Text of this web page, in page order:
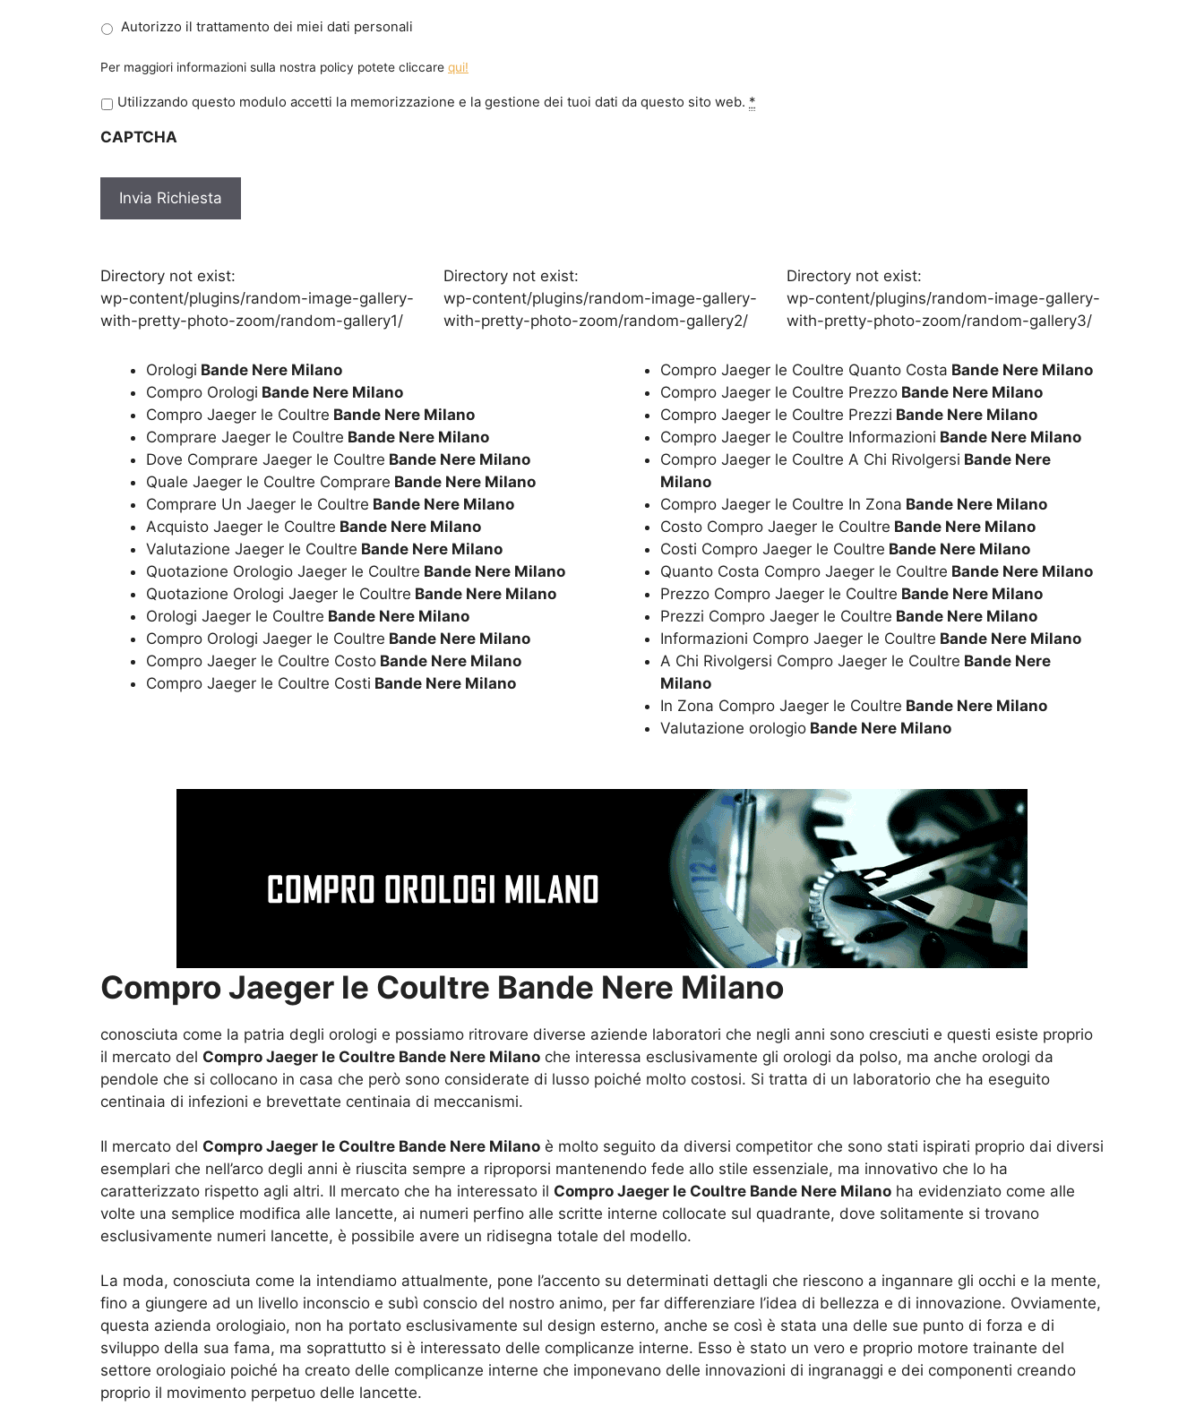
Autorizzo il trattamento dei miei dati personali
Per maggiori informazioni sulla nostra policy potete cliccare qui!
P
i
a
y
Utilizzando questo modulo accetti la memorizzazione e la gestione dei tuoi dati da questo sito web. *
CAPTCHA
Directory not exist:
wp-content/plugins/random-image-gallery-
with-pretty-photo-zoom/random-gallery1/
Directory not exist:
wp-content/plugins/random-image-gallery-
with-pretty-photo-zoom/random-gallery2/
Directory not exist:
wp-content/plugins/random-image-gallery-
with-pretty-photo-zoom/random-gallery3/
Orologi Bande Nere Milano
Compro Orologi Bande Nere Milano
Compro Jaeger le Coultre Bande Nere Milano
Comprare Jaeger le Coultre Bande Nere Milano
Dove Comprare Jaeger le Coultre Bande Nere Milano
Quale Jaeger le Coultre Comprare Bande Nere Milano
Comprare Un Jaeger le Coultre Bande Nere Milano
Acquisto Jaeger le Coultre Bande Nere Milano
Valutazione Jaeger le Coultre Bande Nere Milano
Quotazione Orologio Jaeger le Coultre Bande Nere Milano
Quotazione Orologi Jaeger le Coultre Bande Nere Milano
Orologi Jaeger le Coultre Bande Nere Milano
Compro Orologi Jaeger le Coultre Bande Nere Milano
Compro Jaeger le Coultre Costo Bande Nere Milano
Compro Jaeger le Coultre Costi Bande Nere Milano
Compro Jaeger le Coultre Quanto Costa Bande Nere Milano
Compro Jaeger le Coultre Prezzo Bande Nere Milano
Compro Jaeger le Coultre Prezzi Bande Nere Milano
Compro Jaeger le Coultre Informazioni Bande Nere Milano
Compro Jaeger le Coultre A Chi Rivolgersi Bande Nere
Milano
Compro Jaeger le Coultre In Zona Bande Nere Milano
Costo Compro Jaeger le Coultre Bande Nere Milano
Costi Compro Jaeger le Coultre Bande Nere Milano
Quanto Costa Compro Jaeger le Coultre Bande Nere Milano
Prezzo Compro Jaeger le Coultre Bande Nere Milano
Prezzi Compro Jaeger le Coultre Bande Nere Milano
Informazioni Compro Jaeger le Coultre Bande Nere Milano
A Chi Rivolgersi Compro Jaeger le Coultre Bande Nere
Milano
In Zona Compro Jaeger le Coultre Bande Nere Milano
Valutazione orologio Bande Nere Milano
Compro Jaeger le Coultre Bande Nere Milano
conosciuta come la patria degli orologi e possiamo ritrovare diverse aziende laboratori che negli anni sono cresciuti e questi esiste proprio
il mercato del Compro Jaeger le Coultre Bande Nere Milano che interessa esclusivamente gli orologi da polso, ma anche orologi da
pendole che si collocano in casa che però sono considerate di lusso poiché molto costosi. Si tratta di un laboratorio che ha eseguito
centinaia di infezioni e brevettate centinaia di meccanismi.
Il mercato del Compro Jaeger le Coultre Bande Nere Milano è molto seguito da diversi competitor che sono stati ispirati proprio dai diversi
esemplari che nell’arco degli anni è riuscita sempre a riproporsi mantenendo fede allo stile essenziale, ma innovativo che lo ha
caratterizzato rispetto agli altri. Il mercato che ha interessato il Compro Jaeger le Coultre Bande Nere Milano ha evidenziato come alle
volte una semplice modifica alle lancette, ai numeri perfino alle scritte interne collocate sul quadrante, dove solitamente si trovano
esclusivamente numeri lancette, è possibile avere un ridisegna totale del modello.
La moda, conosciuta come la intendiamo attualmente, pone l’accento su determinati dettagli che riescono a ingannare gli occhi e la mente,
fino a giungere ad un livello inconscio e subì conscio del nostro animo, per far differenziare l’idea di bellezza e di innovazione. Ovviamente,
questa azienda orologiaio, non ha portato esclusivamente sul design esterno, anche se così è stata una delle sue punto di forza e di
sviluppo della sua fama, ma soprattutto si è interessato delle complicanze interne. Esso è stato un vero e proprio motore trainante del
settore orologiaio poiché ha creato delle complicanze interne che imponevano delle innovazioni di ingranaggi e dei componenti creando
proprio il movimento perpetuo delle lancette.